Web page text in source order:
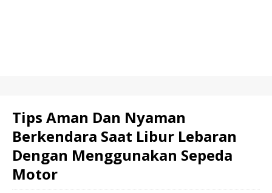
Tips Aman Dan Nyaman
Berkendara Saat Libur Lebaran
Dengan Menggunakan Sepeda
Motor